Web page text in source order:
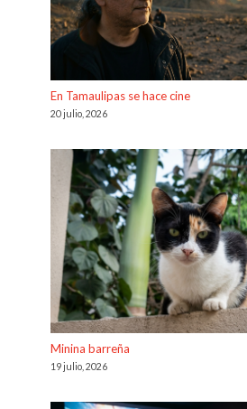
En Tamaulipas se hace cine
20 julio, 2026
Minina barreña
19 julio, 2026